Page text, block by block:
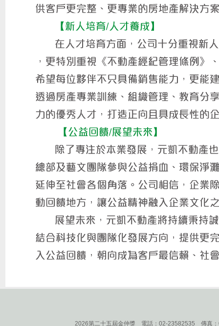
2026第二十五屆金仲獎 電話：02-23582535 傳真